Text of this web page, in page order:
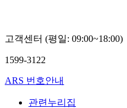
희
고객센터 (평일: 09:00~18:00)
1599-3122
ARS 번호안내
관련누리집